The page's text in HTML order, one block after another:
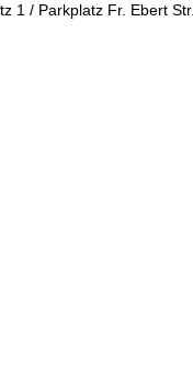
1 / Parkplatz Fr. Ebert Str.